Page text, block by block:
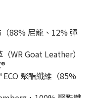
88% 尼龍、12% 彈
WR Goat Leather）
聚酯纖維（85%